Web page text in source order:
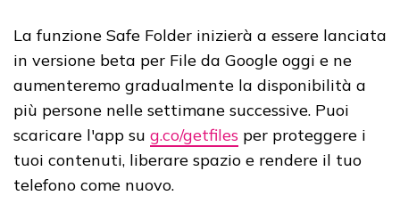
La funzione Safe Folder inizierà a essere lanciata
in versione beta per File da Google oggi e ne
aumenteremo gradualmente la disponibilità a
più persone nelle settimane successive. Puoi
scaricare l'app su g.co/getfiles per proteggere i
tuoi contenuti, liberare spazio e rendere il tuo
telefono come nuovo.